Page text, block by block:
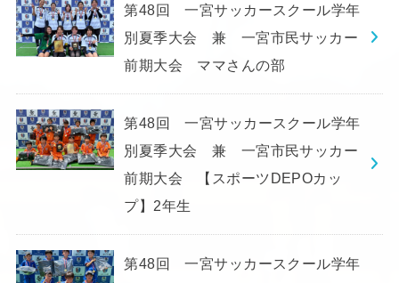
第48回 一宮サッカースクール学年
別夏季大会 兼 一宮市民サッカー
前期大会 ママさんの部
第48回 一宮サッカースクール学年
別夏季大会 兼 一宮市民サッカー
前期大会 【スポーツDEPOカッ
プ】2年生
第48回 一宮サッカースクール学年